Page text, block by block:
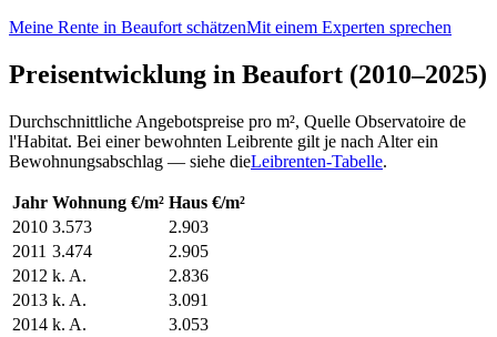
Meine Rente in Beaufort schätzenMit einem Experten sprechen
Preisentwicklung in Beaufort (2010–2025)
Durchschnittliche Angebotspreise pro m², Quelle Observatoire de
l'Habitat. Bei einer bewohnten Leibrente gilt je nach Alter ein
Bewohnungsabschlag — siehe dieLeibrenten-Tabelle.
Jahr Wohnung €/m² Haus €/m²
2010 3.573
2.903
2011 3.474
2.905
2012 k. A.
2.836
2013 k. A.
3.091
2014 k. A.
3.053